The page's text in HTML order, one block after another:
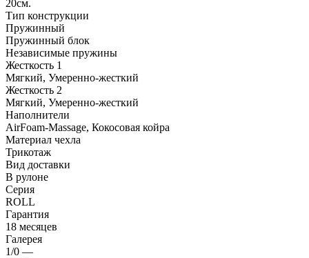
20см.
Тип конструкции
Пружинный
Пружинный блок
Независимые пружины
Жесткость 1
Мягкий, Умеренно-жесткий
Жесткость 2
Мягкий, Умеренно-жесткий
Наполнители
AirFoam-Massage, Кокосовая койра
Материал чехла
Трикотаж
Вид доставки
В рулоне
Серия
ROLL
Гарантия
18 месяцев
Галерея
1/0 —